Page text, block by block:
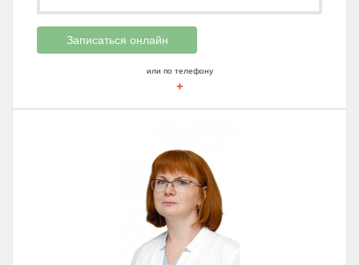
Записаться онлайн
или по телефону
+